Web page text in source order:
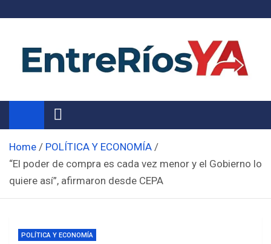
Noticias de Entre Ríos
Información de toda la provincia ahora
Home
POLÍTICA Y ECONOMÍA
“El poder de compra es cada vez menor y el Gobierno lo
quiere así”, afirmaron desde CEPA
POLÍTICA Y ECONOMÍA